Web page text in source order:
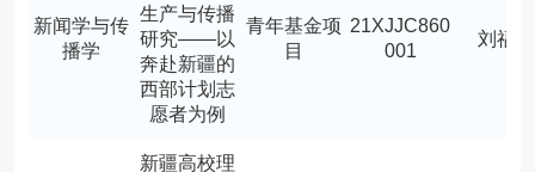
新闻学与传
播学
生产与传播
研究——以
奔赴新疆的
西部计划志
愿者为例
青年基金项
目
21XJJC860
001
刘福利
新疆高校理